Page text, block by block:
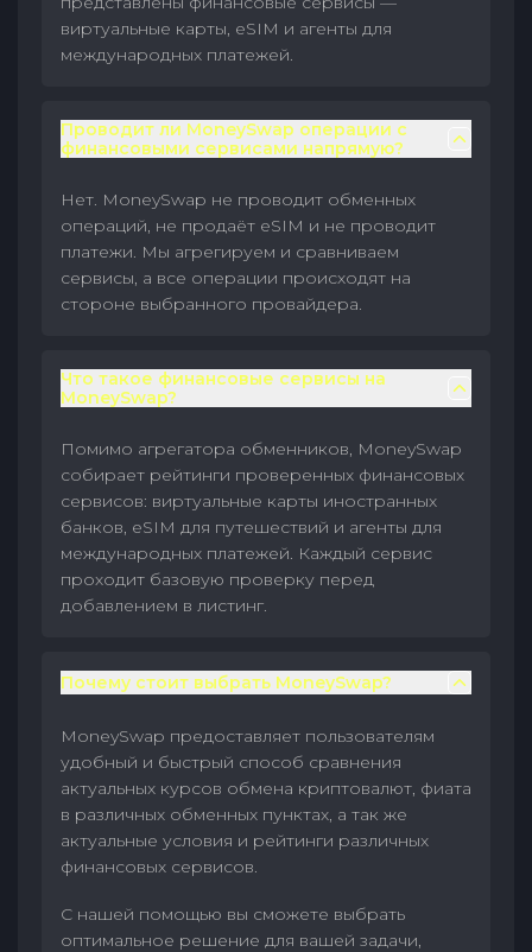
виртуальные карты, eSIM и агенты для
международных платежей.
Проводит ли MoneySwap операции с
финансовыми сервисами напрямую?
Нет. MoneySwap не проводит обменных
операций, не продаёт eSIM и не проводит
платежи. Мы агрегируем и сравниваем
сервисы, а все операции происходят на
стороне выбранного провайдера.
Что такое финансовые сервисы на
MoneySwap?
Помимо агрегатора обменников, MoneySwap
собирает рейтинги проверенных финансовых
сервисов: виртуальные карты иностранных
банков, eSIM для путешествий и агенты для
международных платежей. Каждый сервис
проходит базовую проверку перед
добавлением в листинг.
Почему стоит выбрать MoneySwap?
MoneySwap предоставляет пользователям
удобный и быстрый способ сравнения
актуальных курсов обмена криптовалют, фиата
в различных обменных пунктах, а так же
актуальные условия и рейтинги различных
финансовых сервисов.
С нашей помощью вы сможете выбрать
оптимальное решение для вашей задачи,